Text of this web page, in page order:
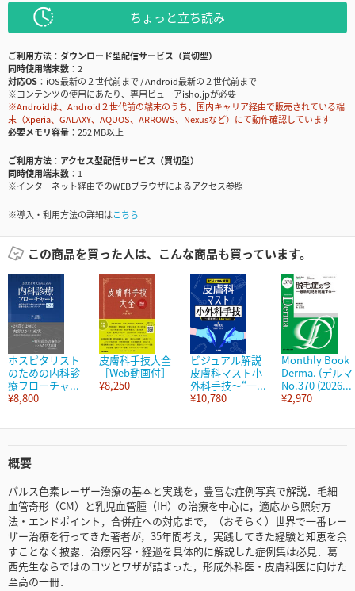
ちょっと立ち読み
ご利用方法
ダウンロード型配信サービス（買切型）
同時使用端末数
2
対応OS
iOS最新の２世代前まで / Android最新の２世代前まで
※コンテンツの使用にあたり、専用ビューアisho.jpが必要
※Androidは、Android２世代前の端末のうち、国内キャリア経由で販売されている端
末（Xperia、GALAXY、AQUOS、ARROWS、Nexusなど）にて動作確認しています
必要メモリ容量
252 MB以上
ご利用方法
アクセス型配信サービス（買切型）
同時使用端末数
1
※インターネット経由でのWEBブラウザによるアクセス参照
※導入・利用方法の詳細はこちら
この商品を買った人は、こんな商品も買っています。
ホスピタリスト
のための内科診
療フローチャ...
¥8,800
皮膚科手技大全
［Web動画付］
¥8,250
ビジュアル解説
皮膚科マスト小
外科手技～“一...
¥10,780
Monthly Book
Derma. (デルマ
No.370 (2026...
¥2,970
概要
パルス色素レーザー治療の基本と実践を，豊富な症例写真で解説．毛細
血管奇形（CM）と乳児血管腫（IH）の治療を中心に，適応から照射方
法・エンドポイント，合併症への対応まで，（おそらく）世界で一番レー
ザー治療を行ってきた著者が，35年間考え，実践してきた経験と知恵を余
すことなく披露．治療内容・経過を具体的に解説した症例集は必見．葛
西先生ならではのコツとワザが詰まった，形成外科医・皮膚科医に向けた
至高の一冊．